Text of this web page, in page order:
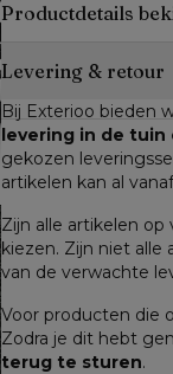
Productdetails
Levering & retour
Bij Exterioo bieden
levering in de tuin
gekozen
artikelen kan al
Zijn alle artikelen op
kiezen. Zijn niet alle
van de verwachte
Voor producten die
Zodra je dit hebt
terug te sturen.